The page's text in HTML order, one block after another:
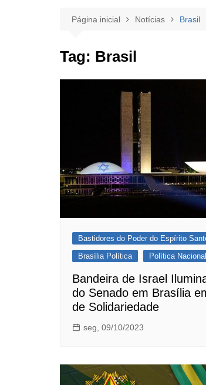
Página inicial Notícias Brasil
Tag: Brasil
Bastidores do Poder do Espírito
Brasília Política
Política Nacional
Bandeira de Israel
do Senado em Brasília
de Solidariedade
seg, 09/10/2023